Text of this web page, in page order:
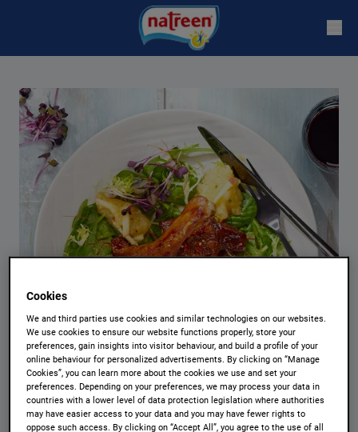
Chili Ente mit Apfel-Spinatsalat
Cookies
We and third parties use cookies and similar technologies on our websites.
We use cookies to ensure our website functions properly, store your
preferences, gain insights into visitor behaviour, and build a profile of your
online behaviour for personalized advertisements. By clicking on “Manage
Cookies”, you can learn more about the cookies we use and set your
preferences. Depending on your preferences, we may process your data in
countries with a lower level of data protection legislation where authorities
may have easier access to your data and you may have fewer rights to
oppose such access. By clicking on “Accept All”, you agree to the use of all